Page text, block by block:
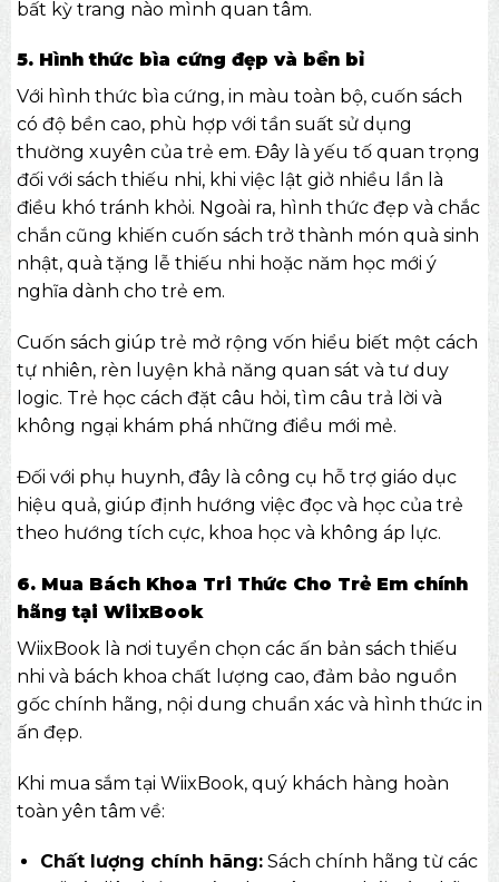
bất kỳ trang nào mình quan tâm.
5. Hình thức bìa cứng đẹp và bền bỉ
Với hình thức bìa cứng, in màu toàn bộ, cuốn sách
có độ bền cao, phù hợp với tần suất sử dụng
thường xuyên của trẻ em. Đây là yếu tố quan trọng
đối với sách thiếu nhi, khi việc lật giở nhiều lần là
điều khó tránh khỏi. Ngoài ra, hình thức đẹp và chắc
chắn cũng khiến cuốn sách trở thành món quà sinh
nhật, quà tặng lễ thiếu nhi hoặc năm học mới ý
nghĩa dành cho trẻ em.
Cuốn sách giúp trẻ mở rộng vốn hiểu biết một cách
tự nhiên, rèn luyện khả năng quan sát và tư duy
logic. Trẻ học cách đặt câu hỏi, tìm câu trả lời và
không ngại khám phá những điều mới mẻ.
Đối với phụ huynh, đây là công cụ hỗ trợ giáo dục
hiệu quả, giúp định hướng việc đọc và học của trẻ
theo hướng tích cực, khoa học và không áp lực.
6. Mua Bách Khoa Tri Thức Cho Trẻ Em chính
hãng tại WiixBook
WiixBook là nơi tuyển chọn các ấn bản sách thiếu
nhi và bách khoa chất lượng cao, đảm bảo nguồn
gốc chính hãng, nội dung chuẩn xác và hình thức in
ấn đẹp.
Khi mua sắm tại WiixBook, quý khách hàng hoàn
toàn yên tâm về:
Chất lượng chính hãng:Sách chính hãng từ các